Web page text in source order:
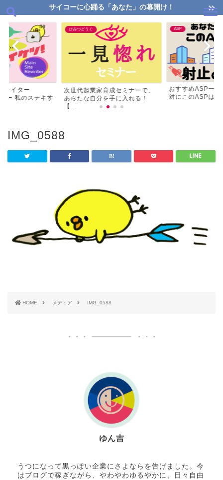
サイコーに心踊る「あなた」の幕開け！
ライター
ー 私のステキす
ひみつどうぐ
次世代起業家育成セミナーで、
あらたな自分を手に入れる！
【...
ASP
おすすめASP一
対にこのASPは
IMG_0588
HOME メディア IMG_0588
ゆん吉
うつになって黒っぽい企業にさよならを告げました。今
はブログで稼ぎながら、やわやわゆるやかに、日々自由